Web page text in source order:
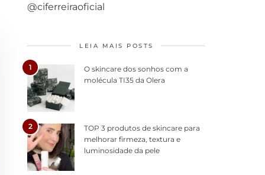
@ciferreiraoficial
LEIA MAIS POSTS
1
O skincare dos sonhos com a
molécula TI35 da Olera
2
TOP 3 produtos de skincare para
melhorar firmeza, textura e
luminosidade da pele